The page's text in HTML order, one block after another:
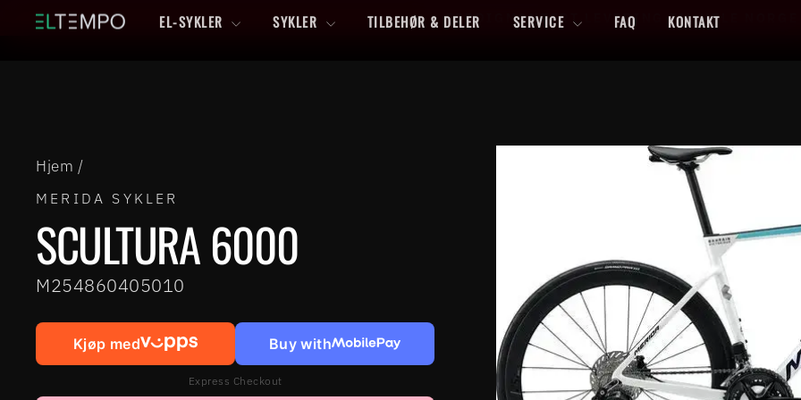
Hopp
Sett
FERDIGMONTERT LEVERING TIL HELE NORGE
EL-SYKLER SYKLER TILBEHØR & DELER SERVICE FAQ KONTAKT
Hjem /
MERIDA SYKLER
SCULTURA 6000
M254860405010
Kjøp med Buy with
Express Checkout